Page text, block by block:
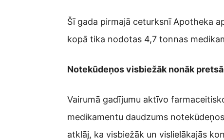
Šī gada pirmajā ceturksnī Apotheka
kopā tika nodotas 4,7 tonnas
Notekūdeņos visbiežāk nonāk
Vairumā gadījumu aktīvo
medikamentu daudzums
atklāj, ka visbiežāk un vislielākajās